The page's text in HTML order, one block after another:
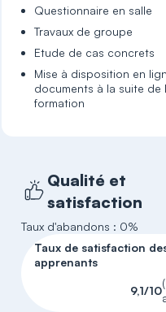
Questionnaire en salle
Travaux de groupe
Etude de cas concrets
Mise à disposition en
documents à la suite de
formation
Qualité et
satisfaction
Taux d'abandons : 0%
Taux de satisfaction
apprenants
9,1/10